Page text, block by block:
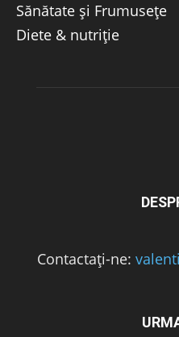
Sănătate și Frumusețe
Diete & nutriție
Contactați-ne: